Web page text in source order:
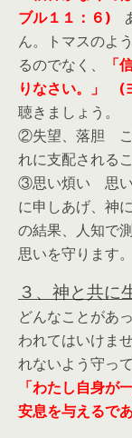
ブル１１：６)
ん。トマスのよ
るのでなく、
「
りなさい。」 (
聴きましょう。
②失望、落胆 こ
れに支配される
③思い煩い 思い
に申しあげ、神
の結果、人知で
思いを守ります。
３、神と共に
どんなことがあ
われてはいけま
れないよう守っ
「わたし自身が
安息を与えるで